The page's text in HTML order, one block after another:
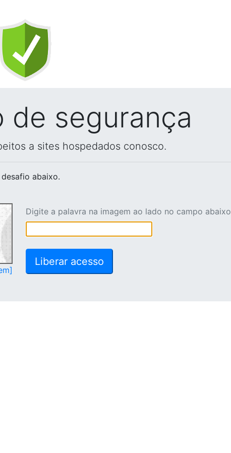
de segurança
a sites hospedados conosco.
abaixo.
Digite a palavra na imagem ao lado no campo abaixo